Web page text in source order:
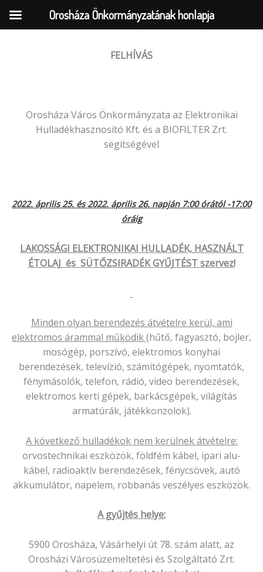
FELHÍVÁS
Orosháza Város Önkormányzata az Elektronikai
Hulladékhasznosító Kft. és a BIOFILTER Zrt.
segítségével
2022. április 25. és 2022. április 26. napján 7:00 órától -17:00
óráig
LAKOSSÁGI ELEKTRONIKAI HULLADÉK, HASZNÁLT
ÉTOLAJ és SÜTŐZSIRADÉK GYŰJTÉST szervez!
Minden olyan berendezés átvételre kerül, ami
elektromos árammal működik(hűtő, fagyasztó, bojler,
mosógép, porszívó, elektromos konyhai
berendezések, televízió, számítógépek, nyomtatók,
fénymásolók, telefon, rádió, video berendezések,
elektromos kerti gépek, barkácsgépek, világítás
armatúrák, játékkonzolok).
A következő hulladékok nem kerülnek átvételre:
orvostechnikai eszközök, földfém kábel, ipari alu-
kábel, radioaktív berendezések, fénycsövek, autó
akkumulátor, napelem, robbanás veszélyes eszközök.
A gyűjtés helye:
5900 Orosháza, Vásárhelyi út 78. szám alatt, az
Orosházi Városüzemeltetési és Szolgáltató Zrt.
Orosháza Önkormányzatának honlapja